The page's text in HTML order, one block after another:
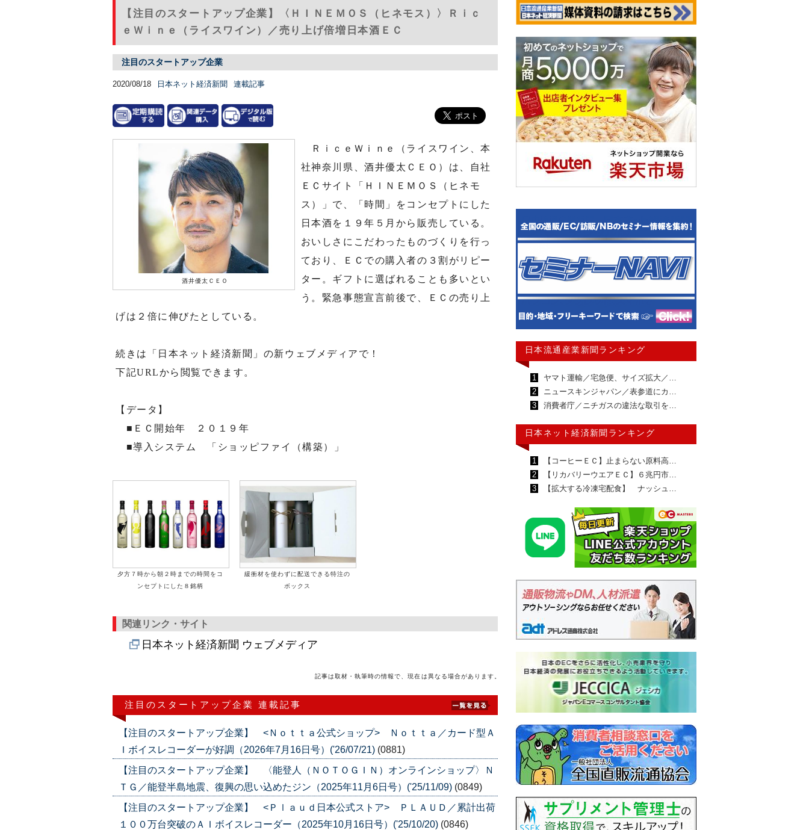
【注目のスタートアップ企業】〈ＨＩＮＥＭＯＳ（ヒネモス）〉Ｒｉｃ
ｅＷｉｎｅ（ライスワイン）／売り上げ倍増日本酒ＥＣ
注目のスタートアップ企業
2020/08/18 日本ネット経済新聞 連載記事
酒井優太ＣＥＯ
ＲｉｃｅＷｉｎｅ（ライスワイン、本
社神奈川県、酒井優太ＣＥＯ）は、自社
ＥＣサイト「ＨＩＮＥＭＯＳ（ヒネモ
ス）」で、「時間」をコンセプトにした
日本酒を１９年５月から販売している。
おいしさにこだわったものづくりを行っ
ており、ＥＣでの購入者の３割がリピー
ター。ギフトに選ばれることも多いとい
う。緊急事態宣言前後で、ＥＣの売り上
げは２倍に伸びたとしている。
続きは「日本ネット経済新聞」の新ウェブメディアで！
下記URLから閲覧できます。
【データ】
■ＥＣ開始年 ２０１９年
■導入システム 「ショッピファイ（構築）」
夕方７時から朝２時までの時間をコ
ンセプトにした８銘柄
緩衝材を使わずに配送できる特注の
ボックス
関連リンク・サイト
日本ネット経済新聞 ウェブメディア
記事は取材・執筆時の情報で、現在は異なる場合があります。
注目のスタートアップ企業 連載記事
【注目のスタートアップ企業】 <Ｎｏｔｔａ公式ショップ> Ｎｏｔｔａ／カード型Ａ
Ｉボイスレコーダーが好調（2026年7月16日号）('26/07/21) (0881)
【注目のスタートアップ企業】 〈能登人（ＮＯＴＯＧＩＮ）オンラインショップ〉Ｎ
ＴＧ／能登半島地震、復興の思い込めたジン（2025年11月6日号）('25/11/09) (0849)
【注目のスタートアップ企業】 <Ｐｌａｕｄ日本公式ストア> ＰＬＡＵＤ／累計出荷
１００万台突破のＡＩボイスレコーダー（2025年10月16日号）('25/10/20) (0846)
日本流通産業新聞ランキング
1
ヤマト運輸／宅急便、サイズ拡大／…
2
ニュースキンジャパン／表参道にカ…
3
消費者庁／ニチガスの違法な取引を…
日本ネット経済新聞ランキング
1
【コーヒーＥＣ】止まらない原料高…
2
【リカバリーウエアＥＣ】６兆円市…
3
【拡大する冷凍宅配食】 ナッシュ…